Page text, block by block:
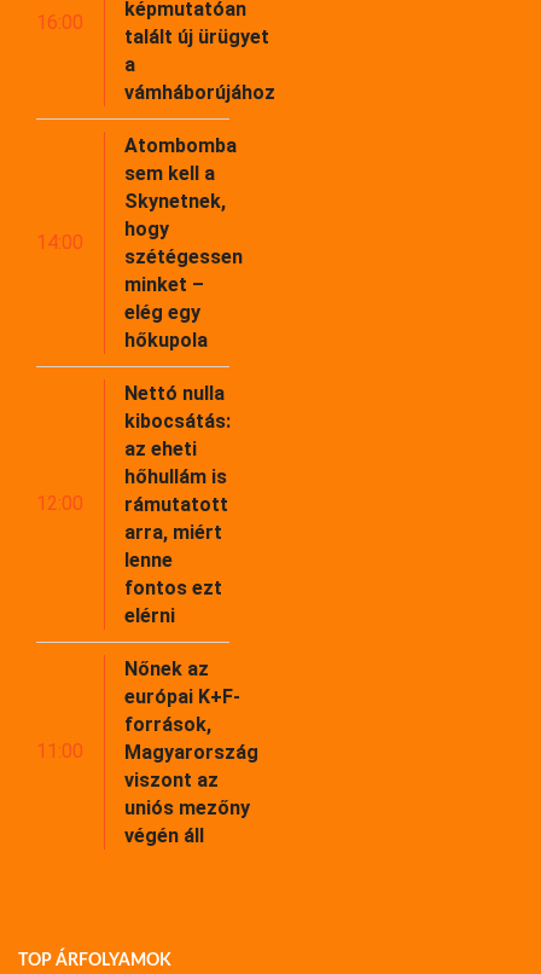
16:00
képmutatóan
talált új ürügyet
a
vámháborújához
14:00
Atombomba
sem kell a
Skynetnek,
hogy
szétégessen
minket –
elég egy
hőkupola
12:00
Nettó nulla
kibocsátás:
az eheti
hőhullám is
rámutatott
arra, miért
lenne
fontos ezt
elérni
11:00
Nőnek az
európai K+F-
források,
Magyarország
viszont az
uniós mezőny
végén áll
TOP ÁRFOLYAMOK